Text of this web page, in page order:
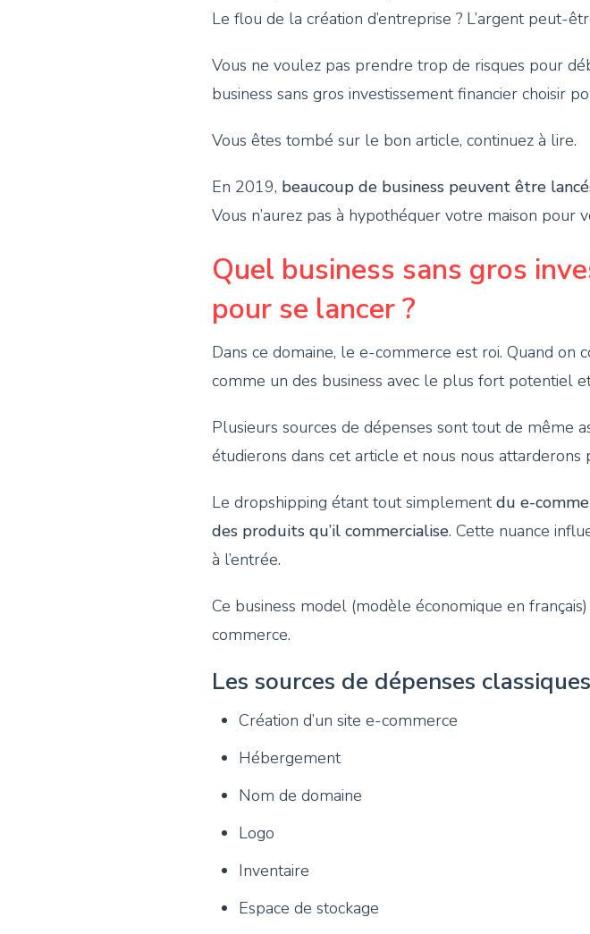
Le flou de la création d’entreprise ? L’argent peut-
Vous ne voulez pas prendre trop de risques pour
business sans gros investissement financier choisir
Vous êtes tombé sur le bon article, continuez à lire.
En 2019, beaucoup de business peuvent être
Vous n’aurez pas à hypothéquer votre maison pour
Quel business sans gros
pour se lancer ?
Dans ce domaine, le e-commerce est roi. Quand
comme un des business avec le plus fort potentiel
Plusieurs sources de dépenses sont tout de même
étudierons dans cet article et nous nous
Le dropshipping étant tout simplementdu e-
des produits qu’il commercialise. Cette nuance
à l’entrée.
Ce business model (modèle économique en
commerce.
Les sources de dépenses
Création d’un site e-commerce
Hébergement
Nom de domaine
Logo
Inventaire
Espace de stockage